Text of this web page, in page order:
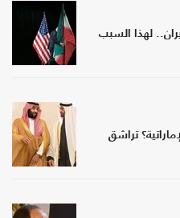
لهذا السبب
تراشق